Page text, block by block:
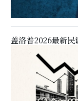
盖洛普2026最新民